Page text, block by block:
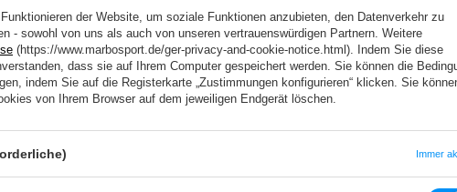
Das Freihantelgerät für den Bizeps-Oberschenkel ist eine
der Website, um soziale Funktionen anzubieten, den Datenverkehr zu
- sowohl von uns als auch von unseren vertrauenswürdigen Partnern. Weitere
(https://www.marbosport.de/ger-privacy-and-cookie-notice.html). Indem Sie diese
dass sie auf Ihrem Computer gespeichert werden. Sie können die
indem Sie auf die Registerkarte „Zustimmungen konfigurieren“ klicken. Sie
von Ihrem Browser auf dem jeweiligen Endgerät löschen.
Immer